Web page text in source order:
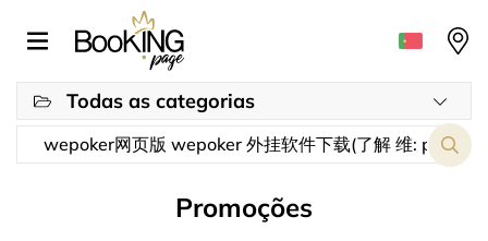
Todas as categorias
Promoções